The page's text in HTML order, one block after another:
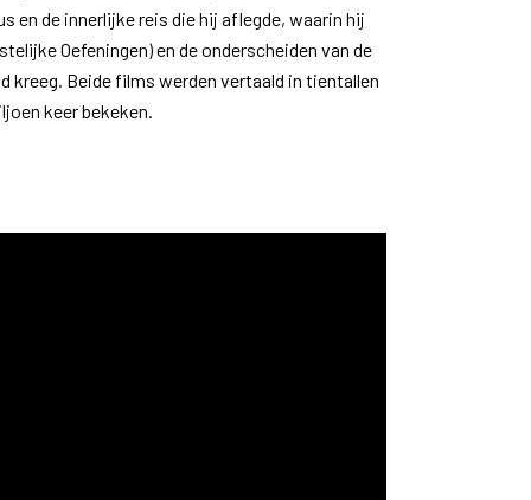
en de innerlijke reis die hij aflegde, waarin hij
Oefeningen) en de onderscheiden van de
kreeg. Beide films werden vertaald in tientallen
keer bekeken.